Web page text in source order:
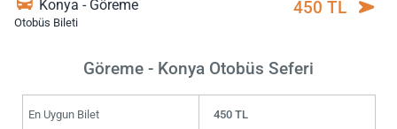
Konya - Göreme
Otobüs Bileti
450 TL
Göreme - Konya Otobüs Seferi
En Uygun Bilet 450 TL